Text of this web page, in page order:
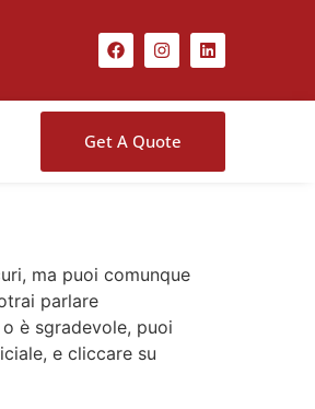
Get A Quote
ma puoi comunque
parlare
è sgradevole, puoi
e cliccare su